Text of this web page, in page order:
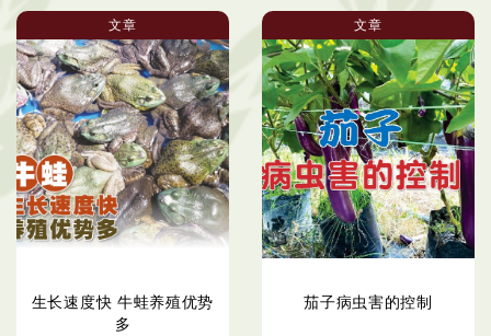
文章
生长速度快 牛蛙养殖优势
多
文章
茄子病虫害的控制